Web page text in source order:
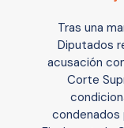
Tras una
Diputados
acusación
Corte
condenados